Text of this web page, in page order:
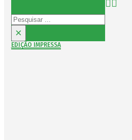
Pesquisar
×
EDIÇÃO IMPRESSA